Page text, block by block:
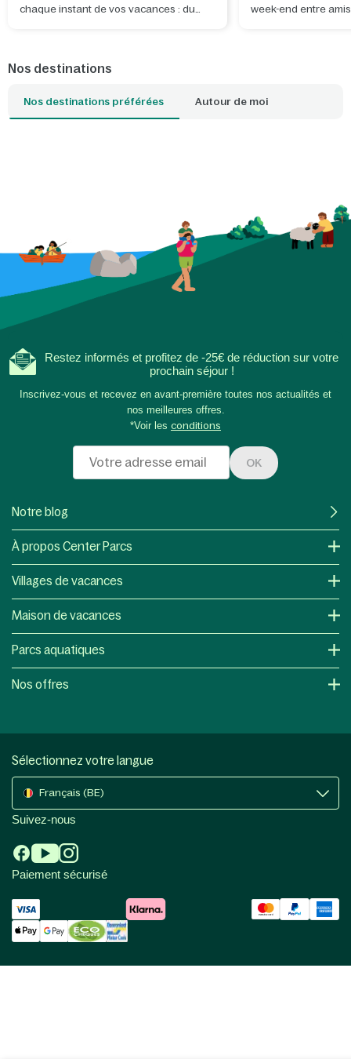
chaque instant de vos vacances : du
week-end entre
Nos destinations
Nos destinations préférées Autour de moi
Restez informés et profitez de -25€ de réduction sur votre
prochain séjour !
Inscrivez-vous et recevez en avant-première toutes nos actualités et
nos meilleures offres.
*Voir les conditions
OK
Notre blog
À propos Center Parcs
Villages de vacances
Maison de vacances
Parcs aquatiques
Nos offres
Sélectionnez votre langue
Français (BE)
Suivez-nous
Paiement sécurisé